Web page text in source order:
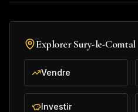
ExplorerSury-le-Comtal
Vendre
Investir